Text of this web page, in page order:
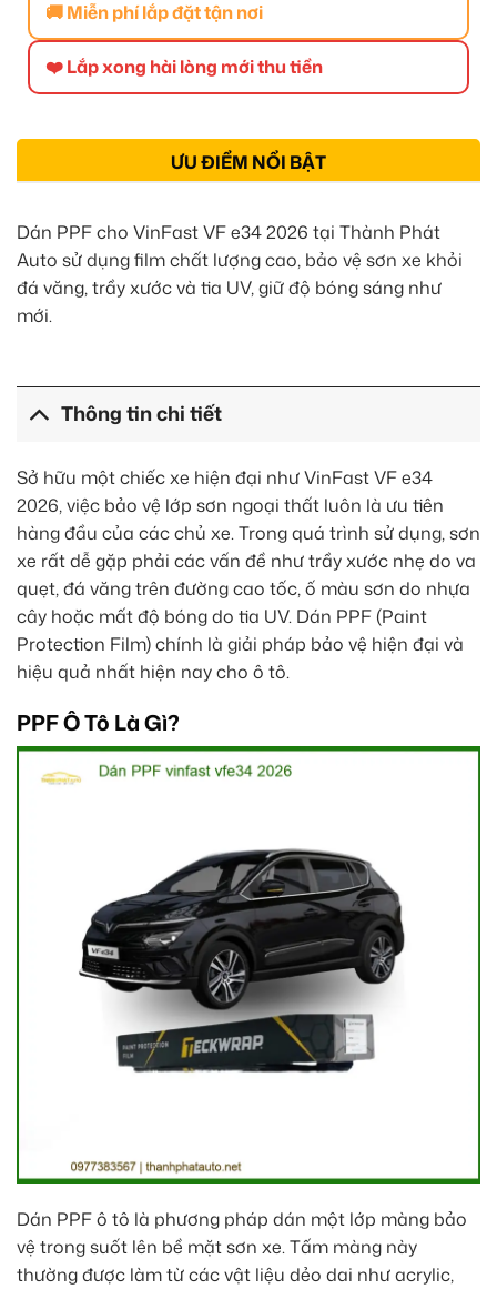
🚚 Miễn phí lắp đặt tận nơi
❤️ Lắp xong hài lòng mới thu tiền
ƯU ĐIỂM NỔI BẬT
Dán PPF cho VinFast VF e34 2026 tại Thành Phát
Auto sử dụng film chất lượng cao, bảo vệ sơn xe khỏi
đá văng, trầy xước và tia UV, giữ độ bóng sáng như
mới.
Thông tin chi tiết
Sở hữu một chiếc xe hiện đại như VinFast VF e34
2026, việc bảo vệ lớp sơn ngoại thất luôn là ưu tiên
hàng đầu của các chủ xe. Trong quá trình sử dụng, sơn
xe rất dễ gặp phải các vấn đề như trầy xước nhẹ do va
quẹt, đá văng trên đường cao tốc, ố màu sơn do nhựa
cây hoặc mất độ bóng do tia UV. Dán PPF (Paint
Protection Film) chính là giải pháp bảo vệ hiện đại và
hiệu quả nhất hiện nay cho ô tô.
PPF Ô Tô Là Gì?
Dán PPF ô tô là phương pháp dán một lớp màng bảo
vệ trong suốt lên bề mặt sơn xe. Tấm màng này
thường được làm từ các vật liệu dẻo dai như acrylic,